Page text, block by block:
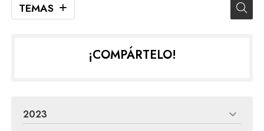
TEMAS
¡COMPÁRTELO!
2023